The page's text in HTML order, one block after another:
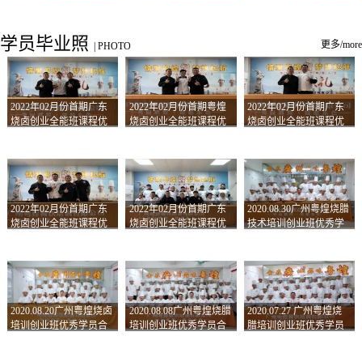
学员毕业照 PHOTO 更多/more
2022年02月份首期广东
烧卤创业全能班课程优
2022年02月份首期粤煌
烧卤创业全能班课程优
2022年02月份首期广东
烧卤创业全能班课程优
2022年02月份首期广东
烧卤创业全能班课程优
2022年02月份首期广东
烧卤创业全能班课程优
2020.08.30广州粤煌烧腊
技术培训创业班优秀学
2020.08.20广州粤煌烧卤
培训创业班优秀学员合
2020.08.08广州粤煌烧腊
培训创业班优秀学员合
2020.07.27 广州粤煌烧
腊培训创业班优秀学员